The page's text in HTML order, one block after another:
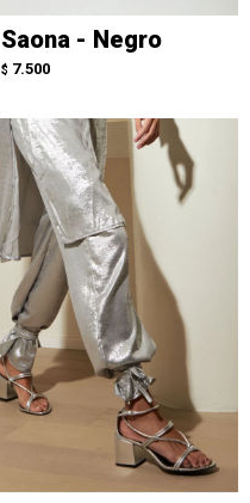
Saona - Negro
$ 7.500